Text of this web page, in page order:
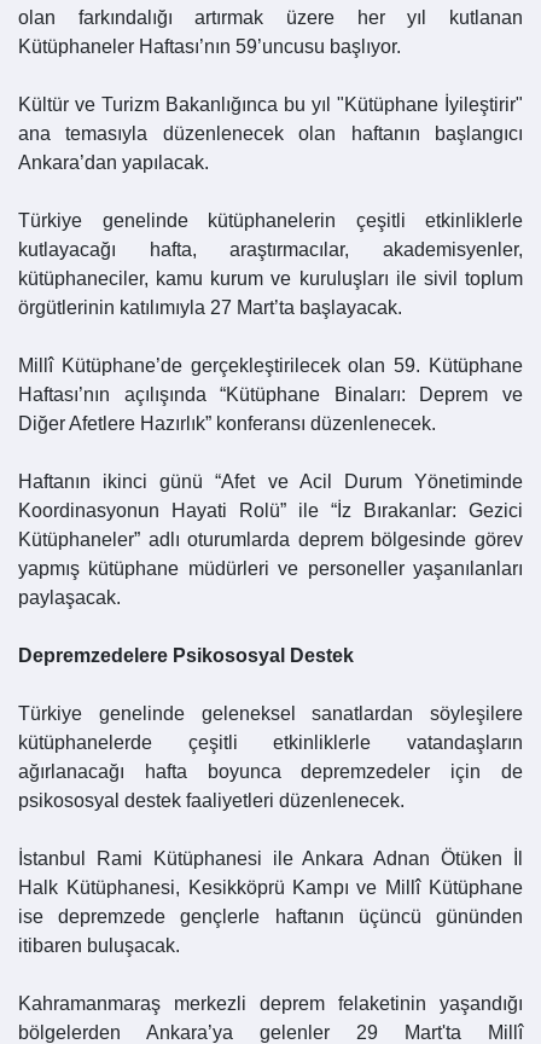
olan farkındalığı artırmak üzere her yıl kutlanan
Kütüphaneler Haftası’nın 59’uncusu başlıyor.
Kültür ve Turizm Bakanlığınca bu yıl "Kütüphane İyileştirir"
ana temasıyla düzenlenecek olan haftanın başlangıcı
Ankara’dan yapılacak.
Türkiye genelinde kütüphanelerin çeşitli etkinliklerle
kutlayacağı hafta, araştırmacılar, akademisyenler,
kütüphaneciler, kamu kurum ve kuruluşları ile sivil toplum
örgütlerinin katılımıyla 27 Mart’ta başlayacak.
Millî Kütüphane’de gerçekleştirilecek olan 59. Kütüphane
Haftası’nın açılışında “Kütüphane Binaları: Deprem ve
Diğer Afetlere Hazırlık” konferansı düzenlenecek.
Haftanın ikinci günü “Afet ve Acil Durum Yönetiminde
Koordinasyonun Hayati Rolü” ile “İz Bırakanlar: Gezici
Kütüphaneler” adlı oturumlarda deprem bölgesinde görev
yapmış kütüphane müdürleri ve personeller yaşanılanları
paylaşacak.
Depremzedelere Psikososyal Destek
Türkiye genelinde geleneksel sanatlardan söyleşilere
kütüphanelerde çeşitli etkinliklerle vatandaşların
ağırlanacağı hafta boyunca depremzedeler için de
psikososyal destek faaliyetleri düzenlenecek.
İstanbul Rami Kütüphanesi ile Ankara Adnan Ötüken İl
Halk Kütüphanesi, Kesikköprü Kampı ve Millî Kütüphane
ise depremzede gençlerle haftanın üçüncü gününden
itibaren buluşacak.
Kahramanmaraş merkezli deprem felaketinin yaşandığı
bölgelerden Ankara’ya gelenler 29 Mart'ta Millî